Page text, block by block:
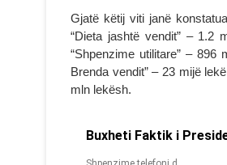
Gjatë këtij viti janë
“Dieta jashtë vendit” – 1.2
“Shpenzime utilitare” – 896
Brenda vendit” – 23 mijë
mln lekësh.